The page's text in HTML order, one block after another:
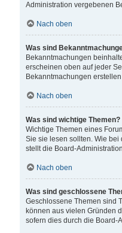
Administration vergebenen
Nach oben
Was sind
Bekanntmachungen
erscheinen oben auf jeder
Bekanntmachungen
Nach oben
Was sind wichtige Themen?
Wichtige Themen eines
Sie sie lesen sollten. Wie
stellt die Board-
Nach oben
Was sind geschlossene
Geschlossene Themen sind
können aus vielen Gründen
sofern dies durch die Board-